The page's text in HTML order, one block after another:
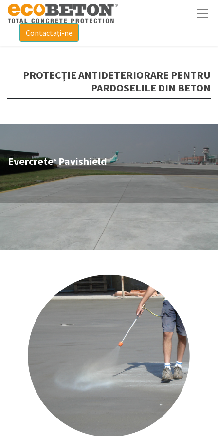
Contactați-ne
PROTECȚIE ANTIDETERIORARE PENTRU
PARDOSELILE DIN BETON
Evercrete®Pavishield